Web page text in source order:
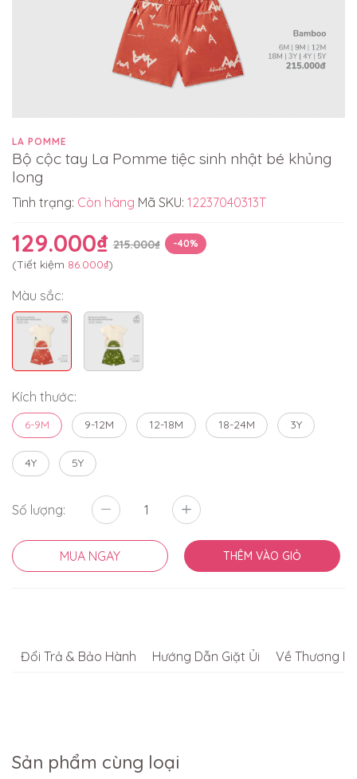
LA POMME
Bộ cộc tay La Pomme tiệc sinh nhật bé khủng
long
Tình trạng: Còn hàng Mã SKU: 12237040313T
129.000₫ 215.000₫ -40%
(Tiết kiệm 86.000₫)
Màu sắc:
Kích thước:
6-9M 9-12M 12-18M 18-24M 3Y
4Y 5Y
Số lượng:
MUA NGAY THÊM VÀO GIỎ
Đổi Trả & Bảo Hành Hướng Dẫn Giặt Ủi Về Thương
Sản phẩm cùng loại